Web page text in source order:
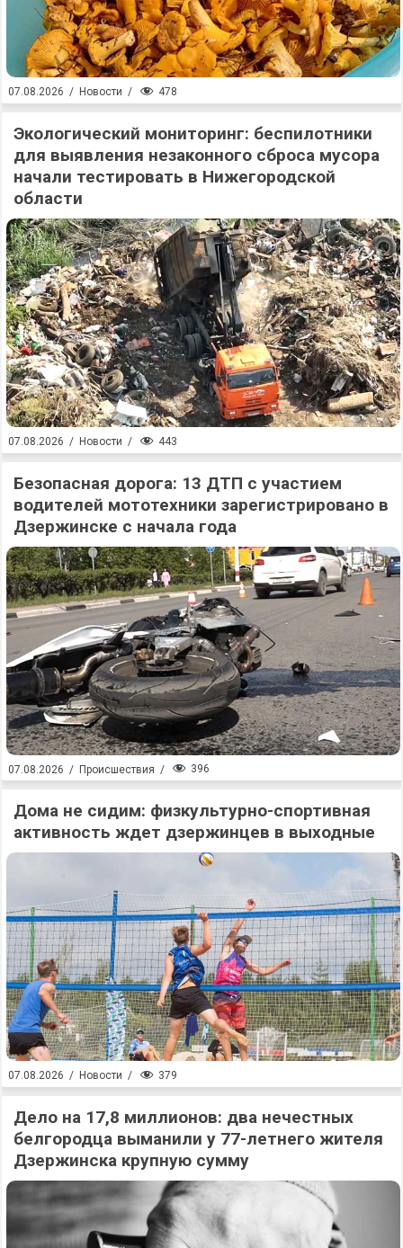
07.08.2026 / Новости / 478
Экологический мониторинг: беспилотники
для выявления незаконного сброса мусора
начали тестировать в Нижегородской
области
07.08.2026 / Новости / 443
Безопасная дорога: 13 ДТП с участием
водителей мототехники зарегистрировано в
Дзержинске с начала года
07.08.2026 / Происшествия / 396
Дома не сидим: физкультурно-спортивная
активность ждет дзержинцев в выходные
07.08.2026 / Новости / 379
Дело на 17,8 миллионов: два нечестных
белгородца выманили у 77-летнего жителя
Дзержинска крупную сумму